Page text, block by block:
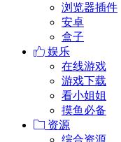
浏览器插件
安卓
盒子
娱乐
在线游戏
游戏下载
看小姐姐
摸鱼必备
资源
综合资源